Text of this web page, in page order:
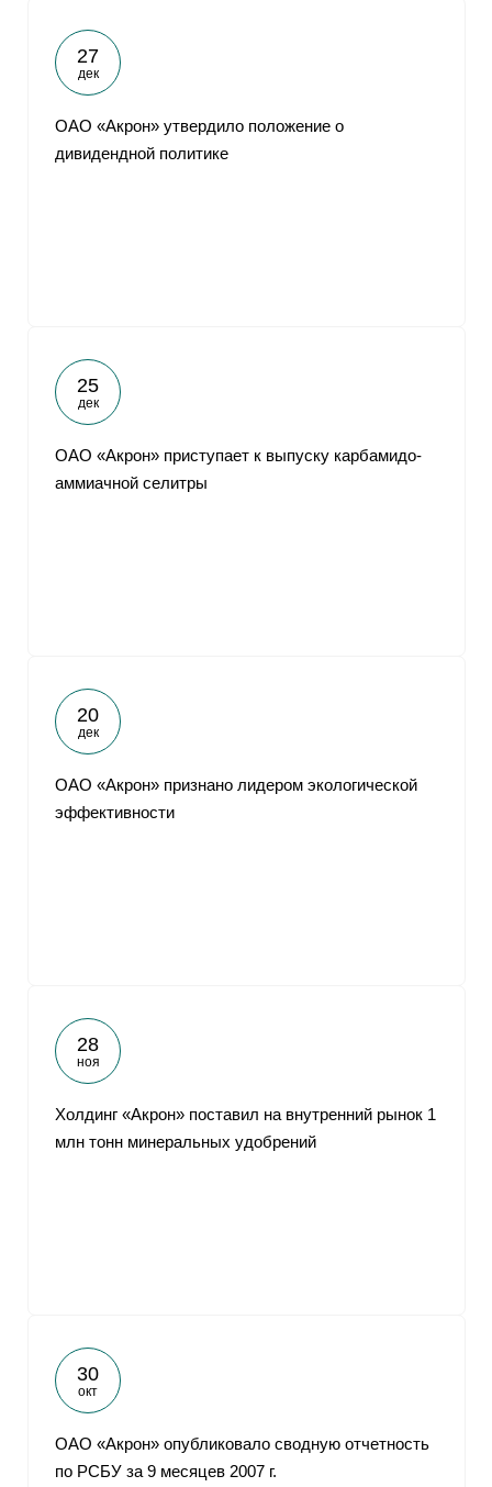
27
дек
ОАО «Акрон» утвердило положение о
дивидендной политике
25
дек
ОАО «Акрон» приступает к выпуску карбамидо-
аммиачной селитры
20
дек
ОАО «Акрон» признано лидером экологической
эффективности
28
ноя
Холдинг «Акрон» поставил на внутренний рынок 1
млн тонн минеральных удобрений
30
окт
ОАО «Акрон» опубликовало сводную отчетность
по РСБУ за 9 месяцев 2007 г.